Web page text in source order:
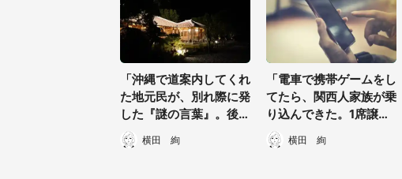
「沖縄で道案内してくれ
た地元民が、別れ際に発
した『謎の言葉』。後
日、テレビを見ていたら
その意味が発覚し...」
横田 絢
「電車で携帯ゲームをし
てたら、関西人家族が乗
り込んできた。1席譲っ
てあげると...『東京の人
は人情がありますな
横田 絢